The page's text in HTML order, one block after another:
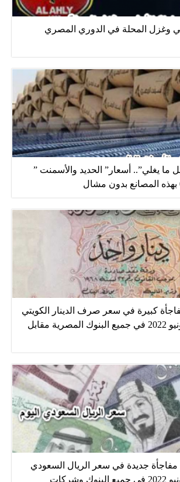
وغزل المحلة في الدوري المصري
ما يغلي”.. أسعار” الحديد والأسمنت ”
مفاجأة كبيرة في سعر صرف الدينار الكويتي
اليوم الإثنين 20 يونيو 2022 في جميع البنوك المصرية مقابل
.. مفاجأة جديدة في سعر الريال السعودي
اليوم الإثنين 20 يونيو 2022 في جميع البنوك وشركات